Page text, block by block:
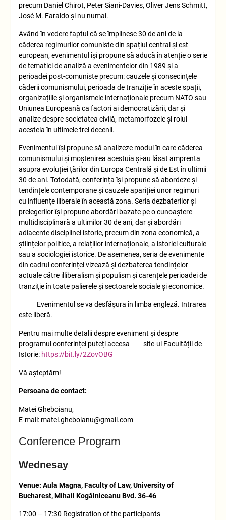
precum Daniel Chirot, Peter Siani-Davies, Oliver Jens Schmitt,
José M. Faraldo și nu numai.
Având în vedere faptul că se împlinesc 30 de ani de la
căderea regimurilor comuniste din spațiul central și est
european, evenimentul își propune să aducă în atenție o serie
de tematici de analiză a evenimentelor din 1989 și a
perioadei post-comuniste precum: cauzele și consecințele
căderii comunismului, perioada de tranziție în aceste spații,
organizațiile și organismele internaționale precum NATO sau
Uniunea Europeană ca factori ai democratizării, dar și
analize despre societatea civilă, metamorfozele și rolul
acesteia în ultimele trei decenii.
Evenimentul își propune să analizeze modul în care căderea
comunismului și moștenirea acestuia și-au lăsat amprenta
asupra evoluției țărilor din Europa Centrală și de Est în ultimii
30 de ani. Totodată, conferința își propune să abordeze și
tendințele contemporane și cauzele apariției unor regimuri
cu influențe iliberale în această zona. Seria dezbaterilor și
prelegerilor își propune abordări bazate pe o cunoaștere
multidisciplinară a ultimilor 30 de ani, dar și abordări
adiacente disciplinei istorie, precum din zona economică, a
științelor politice, a relațiilor internaționale, a istoriei culturale
sau a sociologiei istorice. De asemenea, seria de evenimente
din cadrul conferinței vizează și dezbaterea tendințelor
actuale către illiberalism și populism și carențele perioadei de
tranziție în toate palierele și sectoarele sociale și economice.
Evenimentul se va desfășura în limba engleză. Intrarea
este liberă.
Pentru mai multe detalii despre eveniment și despre
programul conferinței puteți accesa site-ul Facultății de
Istorie: https://bit.ly/2ZovOBG
Vă așteptăm!
Persoana de contact:
Matei Gheboianu,
E-mail: matei.gheboianu@gmail.com
Conference Program
Wednesay
Venue: Aula Magna, Faculty of Law, University of
Bucharest, Mihail Kogălniceanu Bvd. 36-46
17:00 – 17:30 Registration of the participants